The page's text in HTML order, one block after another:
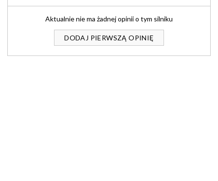
Aktualnie nie ma żadnej opinii o tym silniku
DODAJ PIERWSZĄ OPINIĘ